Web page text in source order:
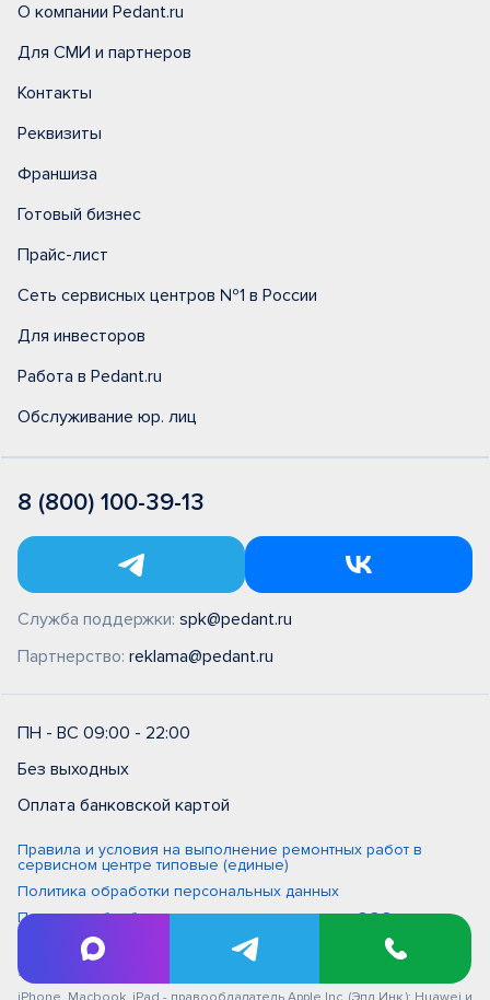
О компании Pedant.ru
Для СМИ и партнеров
Контакты
Реквизиты
Франшиза
Готовый бизнес
Прайс-лист
Сеть сервисных центров №1 в России
Для инвесторов
Работа в Pedant.ru
Обслуживание юр. лиц
8 (800) 100-39-13
Служба поддержки: spk@pedant.ru
Партнерство: reklama@pedant.ru
ПН - ВС 09:00 - 22:00
Без выходных
Оплата банковской картой
Правила и условия на выполнение ремонтных работ в
сервисном центре типовые (единые)
Политика обработки персональных данных
Политика обработки персональных данных в ООО
"Цифровой сервис"
Для улучшения качества обслуживания ваш разговор может быть
записан